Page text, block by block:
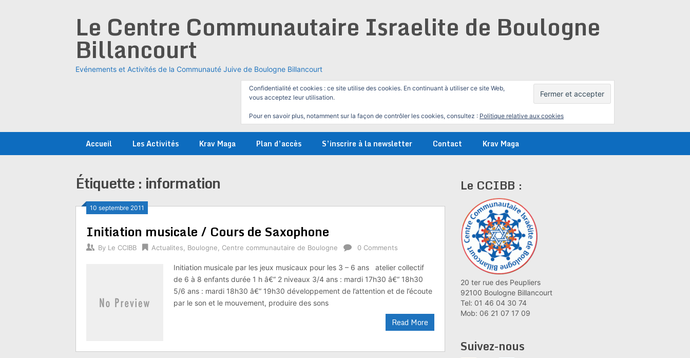
Le Centre Communautaire Israelite de Boulogne
Billancourt
Evénements et Activités de la Communauté Juive de Boulogne Billancourt
Confidentialité et cookies : ce site utilise des cookies. En continuant à utiliser ce site Web,
vous acceptez leur utilisation.
Pour en savoir plus, notamment sur la façon de contrôler les cookies, consultez : Politique relative aux cookies
Accueil Les Activités Krav Maga Plan d’accès S’inscrire à la newsletter Contact Krav Maga
Étiquette : information
10 septembre 2011
Initiation musicale / Cours de Saxophone
By Le CCIBB Actualites Boulogne Centre communautaire de Boulogne 0 Comments
Initiation musicale par les jeux musicaux pour les 3 – 6 ans atelier collectif
de 6 à 8 enfants durée 1 h â€“ 2 niveaux 3/4 ans : mardi 17h30 â€“ 18h30
5/6 ans : mardi 18h30 â€“ 19h30 développement de l’attention et de l’écoute
par le son et le mouvement, produire des sons
Read More
Le CCIBB :
20 ter rue des Peupliers
92100 Boulogne Billancourt
Tel: 01 46 04 30 74
Mob: 06 21 07 17 09
Suivez-nous